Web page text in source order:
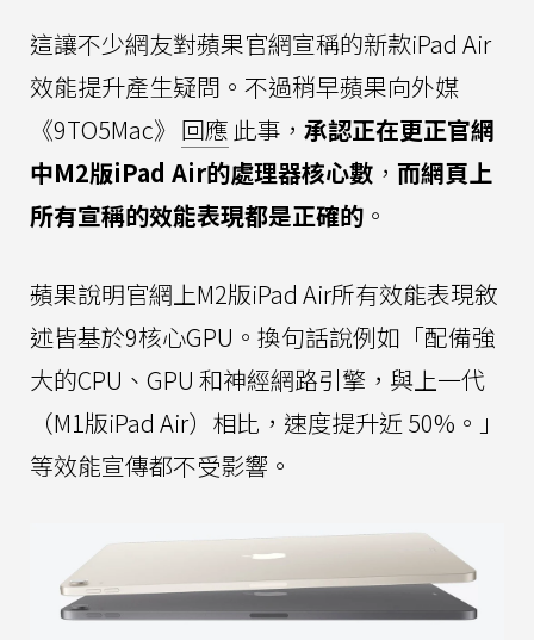
這讓不少網友對蘋果官網宣稱的新款iPad Air
效能提升產生疑問。不過稍早蘋果向外媒
《9TO5Mac》 回應 此事， 承認正在更正官網
中M2版iPad Air的處理器核心數 ， 而網頁上
所有宣稱的效能表現都是正確的 。
蘋果說明官網上M2版iPad Air所有效能表現敘
述皆基於9核心GPU。換句話說例如「配備強
大的CPU、GPU 和神經網路引擎，與上一代
（M1版iPad Air）相比，速度提升近 50%。」
等效能宣傳都不受影響。